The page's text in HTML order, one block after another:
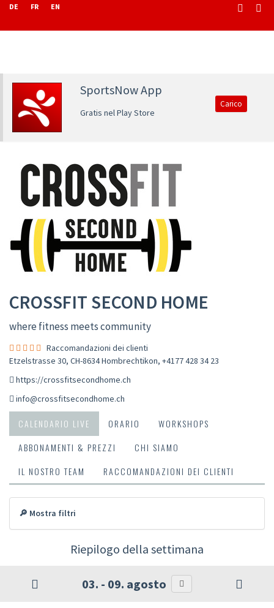
DE FR EN
SportsNow App
Gratis nel Play Store
Carico
CROSSFIT SECOND HOME
where fitness meets community
Raccomandazioni dei clienti
Etzelstrasse 30, CH-8634 Hombrechtikon, +4177 428 34 23
https://crossfitsecondhome.ch
info@crossfitsecondhome.ch
CALENDARIO LIVE ORARIO
WORKSHOPS
ABBONAMENTI & PREZZI
CHI SIAMO
IL NOSTRO TEAM
RACCOMANDAZIONI DEI CLIENTI
🔎 Mostra filtri
Riepilogo della settimana
03. - 09. agosto